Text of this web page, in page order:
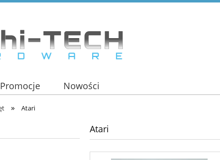
Promocje Nowości
» Atari
Atari